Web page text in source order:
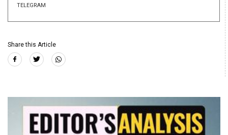
TELEGRAM
Share this Article